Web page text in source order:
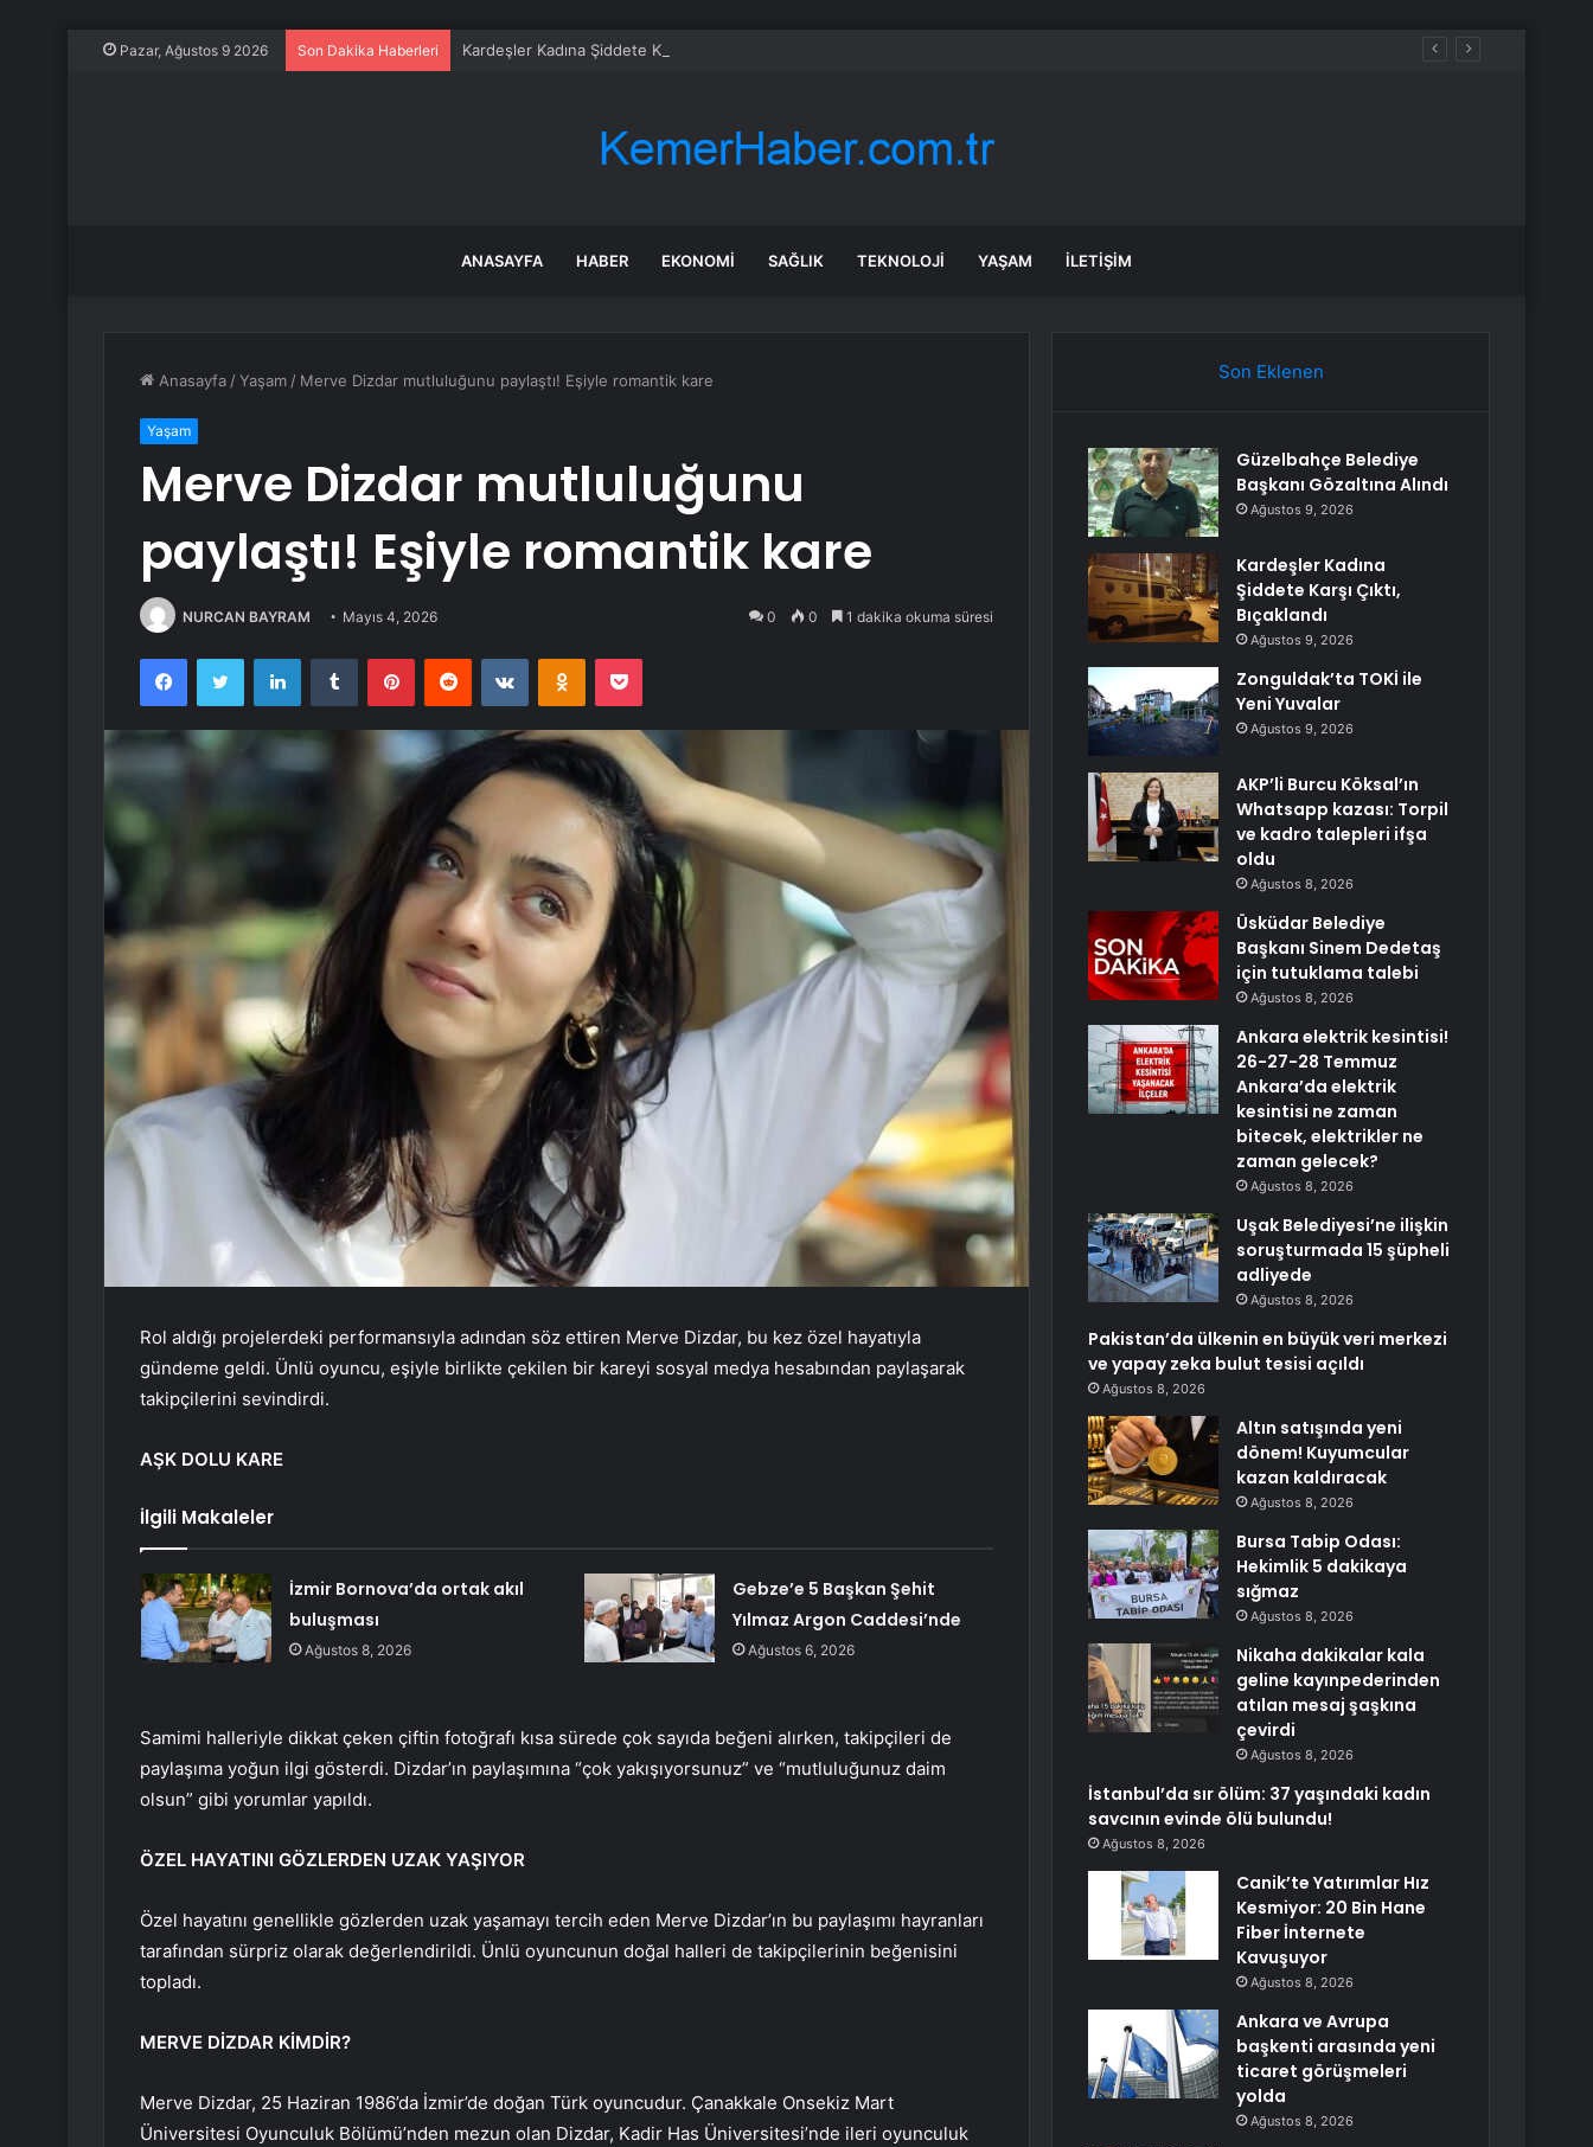
Pazar, Ağustos 9 2026 Son Dakika Haberleri Kardeşler Kadına Şiddete Karşı Çıktı, Bıçaklandı
ANASAYFA HABER EKONOMI SAĞLIK TEKNOLOJI YAŞAM İLETIŞIM
Anasayfa /Yaşam / Merve Dizdar mutluluğunu paylaştı! Eşiyle romantik kare
Yaşam
Merve Dizdar mutluluğunu
paylaştı! Eşiyle romantik kare
NURCAN BAYRAM Mayıs 4, 2026 0 0 1 dakika okuma süresi
FacebookTwitter LinkedInTumblr PinterestReddit VKontakteOdnoklassniki
Pocket
Rol aldığı projelerdeki performansıyla adından söz ettiren Merve Dizdar, bu kez özel hayatıyla
gündeme geldi. Ünlü oyuncu, eşiyle birlikte çekilen bir kareyi sosyal medya hesabından paylaşarak
takipçilerini sevindirdi.
AŞK DOLU KARE
İlgili Makaleler
İzmir Bornova’da ortak akıl
buluşması
Ağustos 8, 2026
Gebze’e 5 Başkan Şehit
Yılmaz Argon Caddesi’nde
Ağustos 6, 2026
Samimi halleriyle dikkat çeken çiftin fotoğrafı kısa sürede çok sayıda beğeni alırken, takipçileri de
paylaşıma yoğun ilgi gösterdi. Dizdar’ın paylaşımına “çok yakışıyorsunuz” ve “mutluluğunuz daim
olsun” gibi yorumlar yapıldı.
ÖZEL HAYATINI GÖZLERDEN UZAK YAŞIYOR
Özel hayatını genellikle gözlerden uzak yaşamayı tercih eden Merve Dizdar’ın bu paylaşımı hayranları
tarafından sürpriz olarak değerlendirildi. Ünlü oyuncunun doğal halleri de takipçilerinin beğenisini
topladı.
MERVE DİZDAR KİMDİR?
Merve Dizdar, 25 Haziran 1986’da İzmir’de doğan Türk oyuncudur. Çanakkale Onsekiz Mart
Üniversitesi Oyunculuk Bölümü’nden mezun olan Dizdar, Kadir Has Üniversitesi’nde ileri oyunculuk
Son Eklenen
Güzelbahçe Belediye
Başkanı Gözaltına Alındı
Ağustos 9, 2026
Kardeşler Kadına
Şiddete Karşı Çıktı,
Bıçaklandı
Ağustos 9, 2026
Zonguldak’ta TOKİ ile
Yeni Yuvalar
Ağustos 9, 2026
AKP’li Burcu Köksal’ın
Whatsapp kazası: Torpil
ve kadro talepleri ifşa
oldu
Ağustos 8, 2026
Üsküdar Belediye
Başkanı Sinem Dedetaş
için tutuklama talebi
Ağustos 8, 2026
Ankara elektrik kesintisi!
26-27-28 Temmuz
Ankara’da elektrik
kesintisi ne zaman
bitecek, elektrikler ne
zaman gelecek?
Ağustos 8, 2026
Uşak Belediyesi’ne ilişkin
soruşturmada 15 şüpheli
adliyede
Ağustos 8, 2026
Pakistan’da ülkenin en büyük veri merkezi
ve yapay zeka bulut tesisi açıldı
Ağustos 8, 2026
Altın satışında yeni
dönem! Kuyumcular
kazan kaldıracak
Ağustos 8, 2026
Bursa Tabip Odası:
Hekimlik 5 dakikaya
sığmaz
Ağustos 8, 2026
Nikaha dakikalar kala
geline kayınpederinden
atılan mesaj şaşkına
çevirdi
Ağustos 8, 2026
İstanbul’da sır ölüm: 37 yaşındaki kadın
savcının evinde ölü bulundu!
Ağustos 8, 2026
Canik’te Yatırımlar Hız
Kesmiyor: 20 Bin Hane
Fiber İnternete
Kavuşuyor
Ağustos 8, 2026
Ankara ve Avrupa
başkenti arasında yeni
ticaret görüşmeleri
yolda
Ağustos 8, 2026